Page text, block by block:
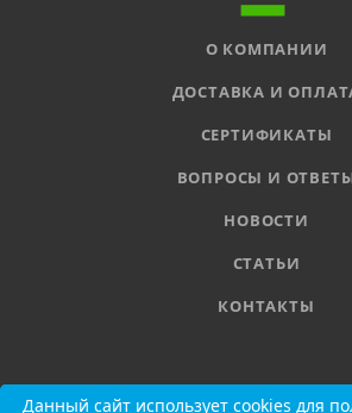
О КОМПАНИИ
ДОСТАВКА И
СЕРТИФИКАТЫ
ВОПРОСЫ И
НОВОСТИ
СТАТЬИ
КОНТАКТЫ
8 800 555-11-78
Данный сайт использует cookies для
Данный сайт использует cookies для